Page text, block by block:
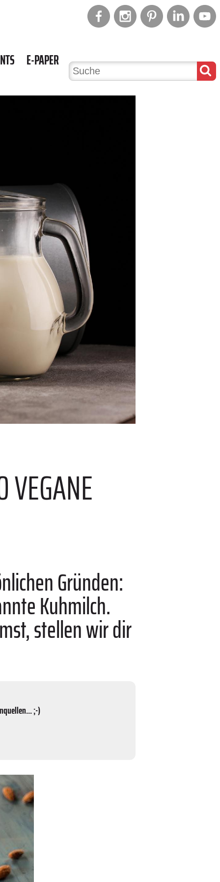
E-PAPER
Gründen:
Kuhmilch.
stellen wir dir
;-)